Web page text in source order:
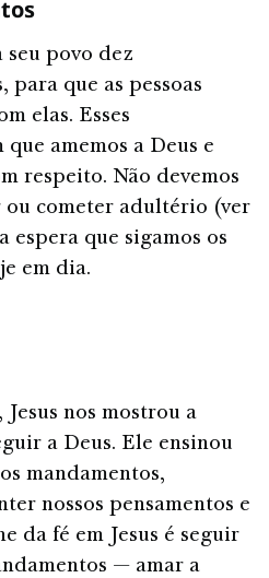
seu povo dez
para que as pessoas
elas. Esses
amemos a Deus e
respeito. Não devemos
cometer adultério (ver
espera que sigamos os
em dia.
nos mostrou a
a Deus. Ele ensinou
mandamentos,
nossos pensamentos e
da fé em Jesus é seguir
— amar a